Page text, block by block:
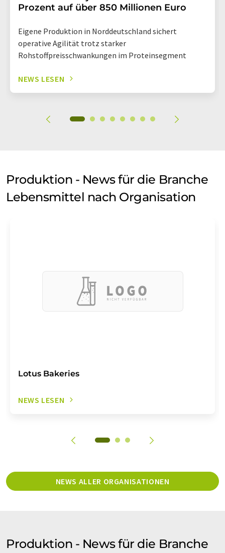
Prozent auf über 850 Millionen Euro
Eigene Produktion in Norddeutschland sichert
operative Agilität trotz starker
Rohstoffpreisschwankungen im Proteinsegment
NEWS LESEN
Produktion - News für die Branche
Lebensmittel nach Organisation
Lotus Bakeries
NEWS LESEN
NEWS ALLER ORGANISATIONEN
Produktion - News für die Branche